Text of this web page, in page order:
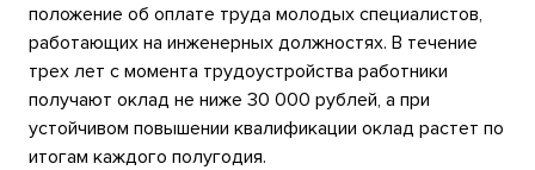
положение об оплате труда молодых специалистов,
работающих на инженерных должностях. В течение
трех лет с момента трудоустройства работники
получают оклад не ниже 30 000 рублей, а при
устойчивом повышении квалификации оклад растет по
итогам каждого полугодия.